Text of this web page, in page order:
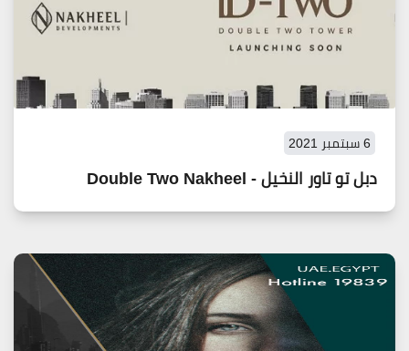
6 سبتمبر 2021
دبل تو تاور النخيل - Double Two Nakheel